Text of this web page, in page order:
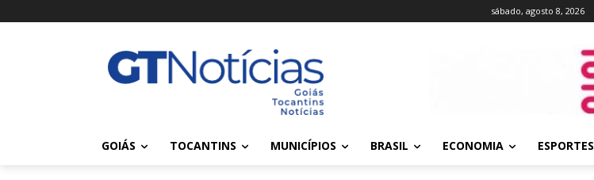
sábado, agosto 8, 2026
GOIÁS TOCANTINS MUNICÍPIOS BRASIL ECONOMIA ESPORTES